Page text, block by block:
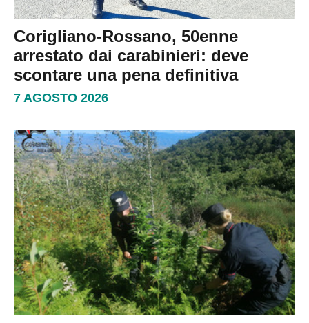
Corigliano-Rossano, 50enne
arrestato dai carabinieri: deve
scontare una pena definitiva
7 AGOSTO 2026